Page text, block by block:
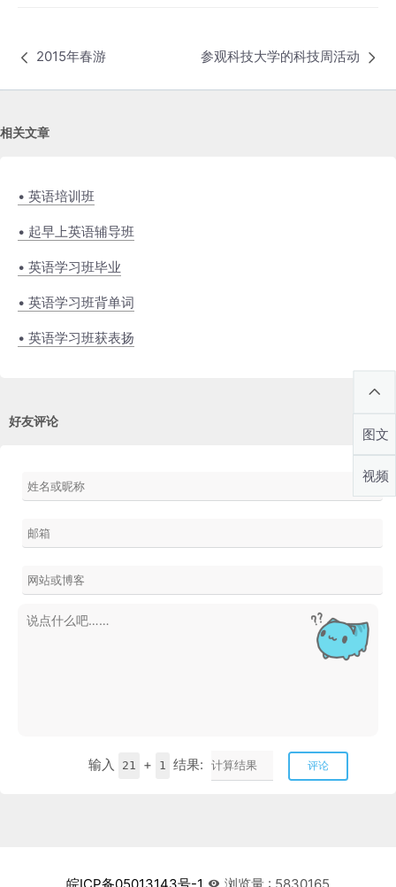
2015年春游 参观科技大学的科技周活动
相关文章
• 英语培训班
• 起早上英语辅导班
• 英语学习班毕业
• 英语学习班背单词
• 英语学习班获表扬
好友评论
输入 21 + 1 结果: 评论
图文
视频